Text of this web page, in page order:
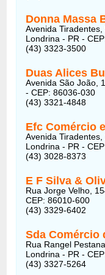
Donna Massa
Avenida
Londrina - PR -
(43) 3323-3500
Duas Alices
Avenida São João,
- CEP: 86036-030
(43) 3321-4848
Efc Comércio
Avenida
Londrina - PR -
(43) 3028-8373
E F Silva &
Rua Jorge Velho,
CEP: 86010-600
(43) 3329-6402
Sda Comércio
Rua Rangel
Londrina - PR -
(43) 3327-5264